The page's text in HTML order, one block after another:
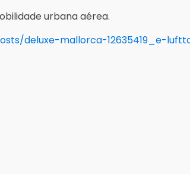
urbana aérea.
deluxe-mallorca-12635419_e-